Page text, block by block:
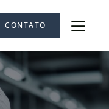
CONTATO